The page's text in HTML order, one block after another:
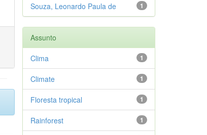
1
Souza, Leonardo Paula de
Assunto
1
Clima
1
Climate
1
Floresta tropical
1
Rainforest